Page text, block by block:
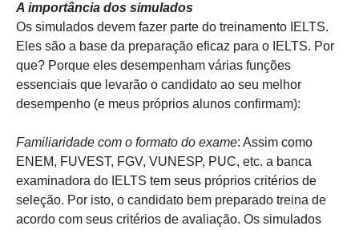
A importância dos simulados
Os simulados devem fazer parte do treinamento IELTS.
Eles são a base da preparação eficaz para o IELTS. Por
que? Porque eles desempenham várias funções
essenciais que levarão o candidato ao seu melhor
desempenho (e meus próprios alunos confirmam):
Familiaridade com o formato do exame: Assim como
ENEM, FUVEST, FGV, VUNESP, PUC, etc. a banca
examinadora do IELTS tem seus próprios critérios de
seleção. Por isto, o candidato bem preparado treina de
acordo com seus critérios de avaliação. Os simulados